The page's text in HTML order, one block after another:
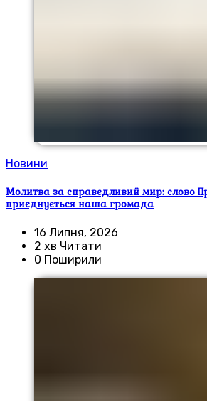
Новини
Молитва за справедливий мир: слово
приєднується наша громада
16 Липня, 2026
2 хв Читати
0 Поширили